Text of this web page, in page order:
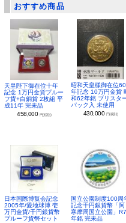
おすすめ商品
天皇陛下御在位十年
記念 1万円金貨プルー
フ貨+白銅貨 2枚組 平
成11年 完未品
458,000 円(税別)
昭和天皇様御在位60
年記念 10万円金貨
和62年銘 ブリスタ
パック入 未使用
430,000 円(税別)
日本国際博覧会記念
2005年/愛地球博 壱
万円金貨/千円銀貨幣
プルーフ貨幣セット
国立公園制度100周
記念千円銀貨幣「阿
寒摩周国立公園」R7
年銘 完未品